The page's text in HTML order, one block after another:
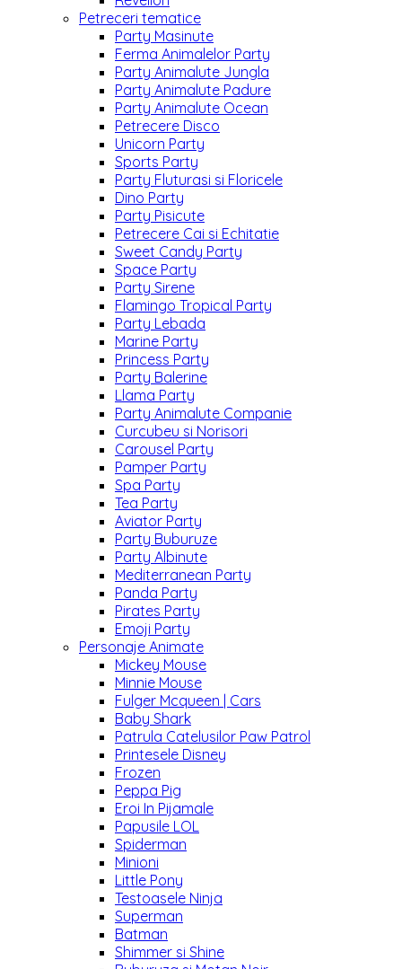
Petreceri tematice
Party Masinute
Ferma Animalelor Party
Party Animalute Jungla
Party Animalute Padure
Party Animalute Ocean
Petrecere Disco
Unicorn Party
Sports Party
Party Fluturasi si Floricele
Dino Party
Party Pisicute
Petrecere Cai si Echitatie
Sweet Candy Party
Space Party
Party Sirene
Flamingo Tropical Party
Party Lebada
Marine Party
Princess Party
Party Balerine
Llama Party
Party Animalute Companie
Curcubeu si Norisori
Carousel Party
Pamper Party
Spa Party
Tea Party
Aviator Party
Party Buburuze
Party Albinute
Mediterranean Party
Panda Party
Pirates Party
Emoji Party
Personaje Animate
Mickey Mouse
Minnie Mouse
Fulger Mcqueen | Cars
Baby Shark
Patrula Catelusilor Paw Patrol
Printesele Disney
Frozen
Peppa Pig
Eroi In Pijamale
Papusile LOL
Spiderman
Minioni
Little Pony
Testoasele Ninja
Superman
Batman
Shimmer si Shine